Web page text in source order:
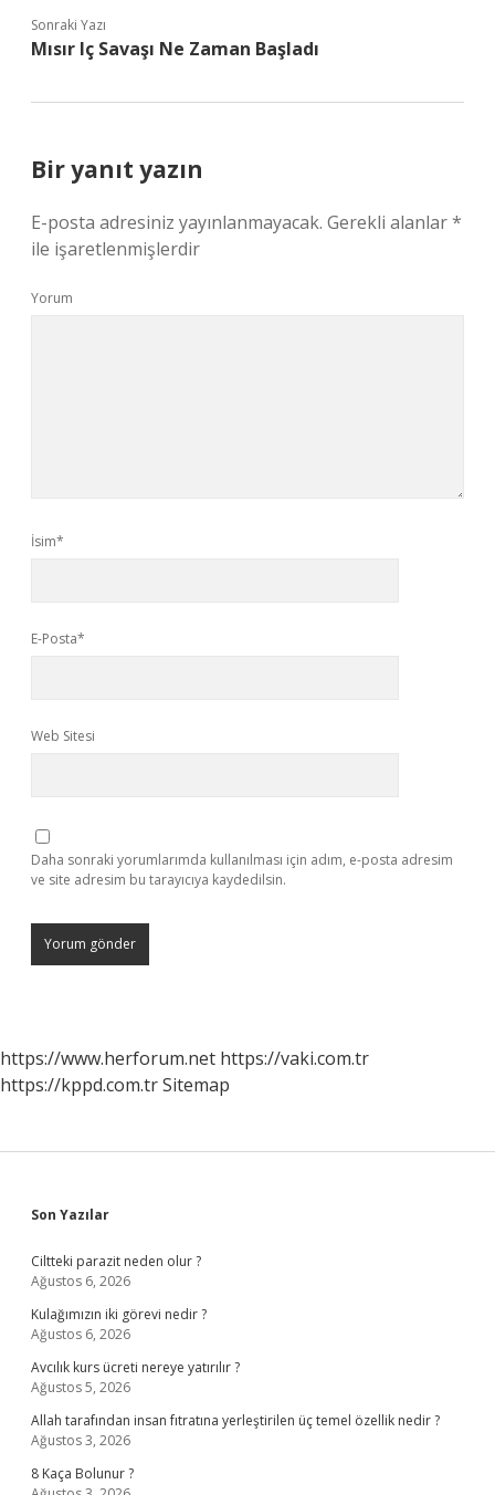
Sonraki Yazı
Mısır Iç Savaşı Ne Zaman Başladı
Bir yanıt yazın
E-posta adresiniz yayınlanmayacak. Gerekli alanlar*
ile işaretlenmişlerdir
Yorum
İsim*
E-Posta*
Web Sitesi
Daha sonraki yorumlarımda kullanılması için adım, e-posta adresim
ve site adresim bu tarayıcıya kaydedilsin.
https://www.herforum.net https://vaki.com.tr
https://kppd.com.trSitemap
Sidebar
Son Yazılar
Ciltteki parazit neden olur ?
Ağustos 6, 2026
Kulağımızın iki görevi nedir ?
Ağustos 6, 2026
Avcılık kurs ücreti nereye yatırılır ?
Ağustos 5, 2026
Allah tarafından insan fıtratına yerleştirilen üç temel özellik nedir ?
Ağustos 3, 2026
8 Kaça Bolunur ?